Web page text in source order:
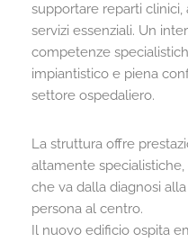
supportare reparti
servizi essenziali. Un
competenze
impiantistico e piena
settore ospedaliero.
La struttura offre
altamente
che va dalla diagnosi
persona al centro.
Il nuovo edificio ospita